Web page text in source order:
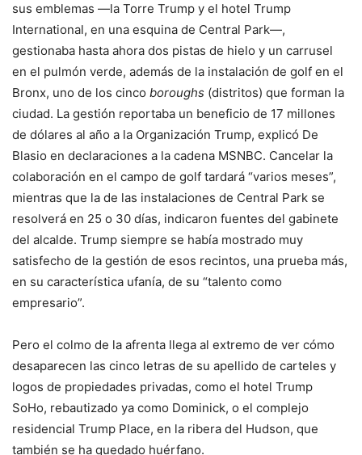
sus emblemas ―la Torre Trump y el hotel Trump
International, en una esquina de Central Park―,
gestionaba hasta ahora dos pistas de hielo y un carrusel
en el pulmón verde, además de la instalación de golf en el
Bronx, uno de los cinco boroughs (distritos) que forman la
ciudad. La gestión reportaba un beneficio de 17 millones
de dólares al año a la Organización Trump, explicó De
Blasio en declaraciones a la cadena MSNBC. Cancelar la
colaboración en el campo de golf tardará “varios meses”,
mientras que la de las instalaciones de Central Park se
resolverá en 25 o 30 días, indicaron fuentes del gabinete
del alcalde. Trump siempre se había mostrado muy
satisfecho de la gestión de esos recintos, una prueba más,
en su característica ufanía, de su “talento como
empresario”.
Pero el colmo de la afrenta llega al extremo de ver cómo
desaparecen las cinco letras de su apellido de carteles y
logos de propiedades privadas, como el hotel Trump
SoHo, rebautizado ya como Dominick, o el complejo
residencial Trump Place, en la ribera del Hudson, que
también se ha quedado huérfano.